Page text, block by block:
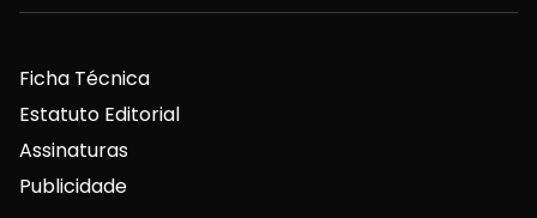
Ficha Técnica
Estatuto Editorial
Assinaturas
Publicidade